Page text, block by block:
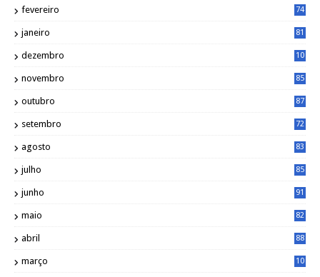
fevereiro 74
janeiro 81
dezembro
10
novembro 85
outubro 87
setembro 72
agosto 83
julho 85
junho 91
maio 82
abril 88
março
10